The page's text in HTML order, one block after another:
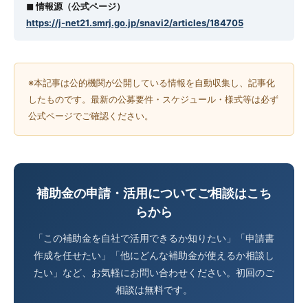
◼︎ 情報源（公式ページ）
https://j-net21.smrj.go.jp/snavi2/articles/184705
※本記事は公的機関が公開している情報を自動収集し、記事化
したものです。最新の公募要件・スケジュール・様式等は必ず
公式ページでご確認ください。
補助金の申請・活用についてご相談はこち
らから
「この補助金を自社で活用できるか知りたい」「申請書
作成を任せたい」「他にどんな補助金が使えるか相談し
たい」など、お気軽にお問い合わせください。初回のご
相談は無料です。